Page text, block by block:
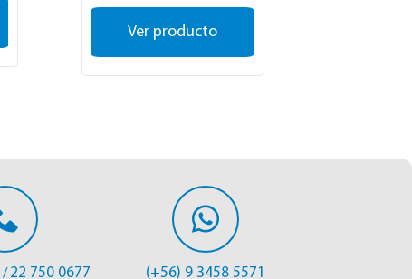
Ver producto
/ 22 750 0677 (+56) 9 3458 5571